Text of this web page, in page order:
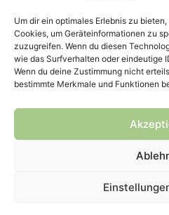
Um dir ein optimales Erlebnis zu
Cookies, um Geräteinformationen zu
zuzugreifen. Wenn du diesen
wie das Surfverhalten oder eindeutige
Wenn du deine Zustimmung nicht
bestimmte Merkmale und Funktionen
Copyright © 2024